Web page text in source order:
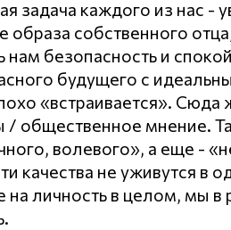
задача каждого из нас -
собственного
безопасность и
будущего с
«встраивается».
общественное мнение.
волевого», а еще -
качества не уживутся в
личность в целом, мы в